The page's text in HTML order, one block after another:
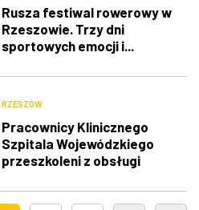
Rusza festiwal rowerowy w
Rzeszowie. Trzy dni
sportowych emocji i...
RZESZÓW
Pracownicy Klinicznego
Szpitala Wojewódzkiego
przeszkoleni z obsługi
śmigłowców LPR